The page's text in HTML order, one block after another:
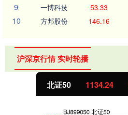
9 一博科技 53.33
10 方邦股份 146.16
沪深京行情 实时轮播
北证50 1134.24